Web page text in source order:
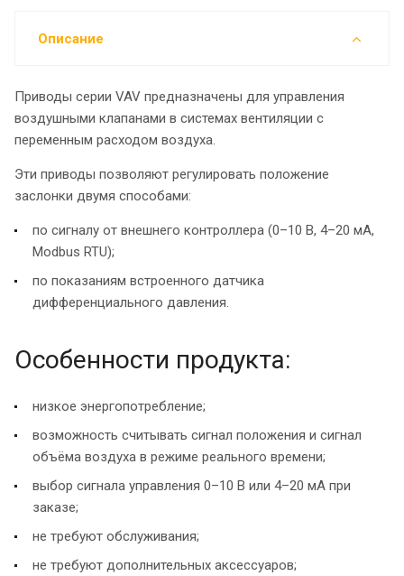
Описание
Приводы серии VAV предназначены для управления
воздушными клапанами в системах вентиляции с
переменным расходом воздуха.
Эти приводы позволяют регулировать положение
заслонки двумя способами:
по сигналу от внешнего контроллера (0–10 В, 4–20 мА,
Modbus RTU);
по показаниям встроенного датчика
дифференциального давления.
Особенности продукта:
низкое энергопотребление;
возможность считывать сигнал положения и сигнал
объёма воздуха в режиме реального времени;
выбор сигнала управления 0–10 В или 4–20 мА при
заказе;
не требуют обслуживания;
не требуют дополнительных аксессуаров;